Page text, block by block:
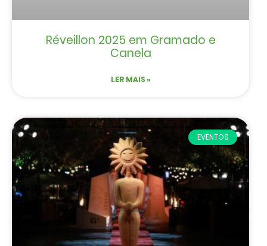
Réveillon 2025 em Gramado e
Canela
LER MAIS »
EVENTOS